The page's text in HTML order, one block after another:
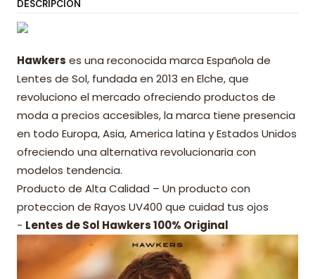
DESCRIPCIÓN
Hawkers es una reconocida marca Española de
Lentes de Sol, fundada en 2013 en Elche, que
revoluciono el mercado ofreciendo productos de
moda a precios accesibles, la marca tiene presencia
en todo Europa, Asia, America latina y Estados Unidos
ofreciendo una alternativa revolucionaria con
modelos tendencia.
Producto de Alta Calidad – Un producto con
proteccion de Rayos UV400 que cuidad tus ojos
- Lentes de Sol Hawkers 100% Original